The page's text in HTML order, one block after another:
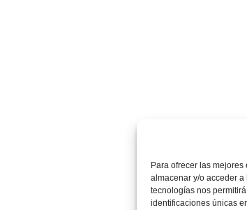
Para ofrecer las
almacenar y/o acceder
tecnologías nos
identificaciones únicas